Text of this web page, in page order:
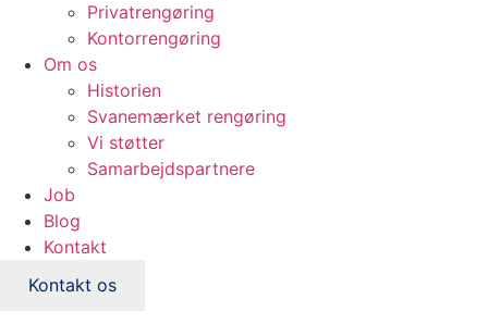
Privatrengøring
Kontorrengøring
Om os
Historien
Svanemærket rengøring
Vi støtter
Samarbejdspartnere
Job
Blog
Kontakt
Kontakt os